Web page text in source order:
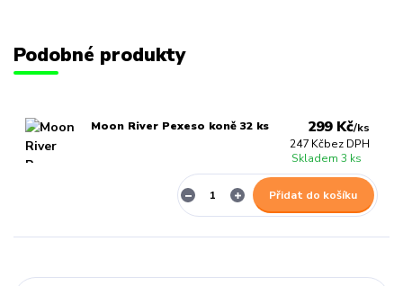
Podobné produkty
Moon River Pexeso koně 32 ks 299 Kč/ks
247 Kčbez DPH
Skladem 3 ks
Přidat do košíku